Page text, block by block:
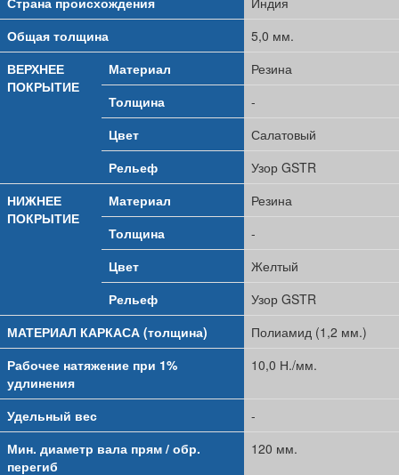
Общая толщина
5,0 мм.
ВЕРХНЕЕ
ПОКРЫТИЕ
Материал
Резина
Толщина
-
Цвет
Салатовый
Рельеф
Узор GSTR
НИЖНЕЕ
ПОКРЫТИЕ
Материал
Резина
Толщина
-
Цвет
Желтый
Рельеф
Узор GSTR
МАТЕРИАЛ КАРКАСА (толщина)
Полиамид (1,2 мм.)
Рабочее натяжение при 1%
удлинения
10,0 Н./мм.
Удельный вес
-
Мин. диаметр вала прям / обр.
перегиб
120 мм.